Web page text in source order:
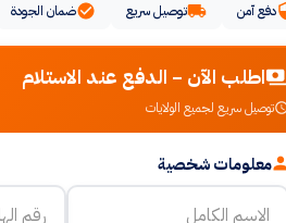
دفع آمن توصيل سريع ضمان الجودة
اطلب الآن - الدفع عند الاستلام
توصيل سريع لجميع الولايات
معلومات شخصية